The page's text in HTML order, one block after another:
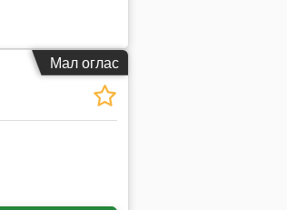
Мал оглас
Побарајте повеќе